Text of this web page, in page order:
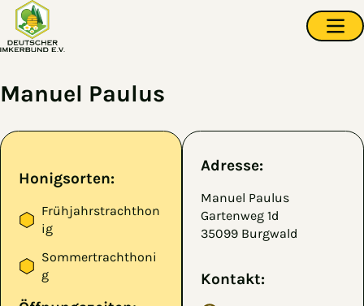
Zum Hauptinhalt springen
Manuel Paulus
Honigsorten:
Frühjahrstrachthon
ig
Sommertrachthoni
g
Adresse:
Manuel Paulus
Gartenweg 1d
35099 Burgwald
Kontakt: